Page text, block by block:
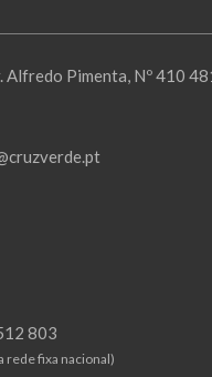
Alfredo Pimenta, Nº 410
803
rede fixa nacional)